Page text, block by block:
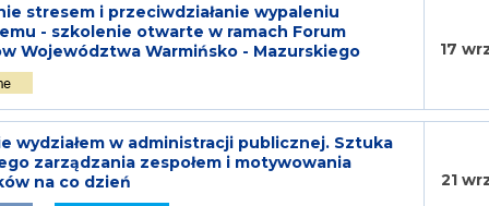
stresem i przeciwdziałanie wypaleniu
- szkolenie otwarte w ramach Forum
Województwa Warmińsko - Mazurskiego
17
wydziałem w administracji publicznej. Sztuka
zarządzania zespołem i motywowania
na co dzień
21